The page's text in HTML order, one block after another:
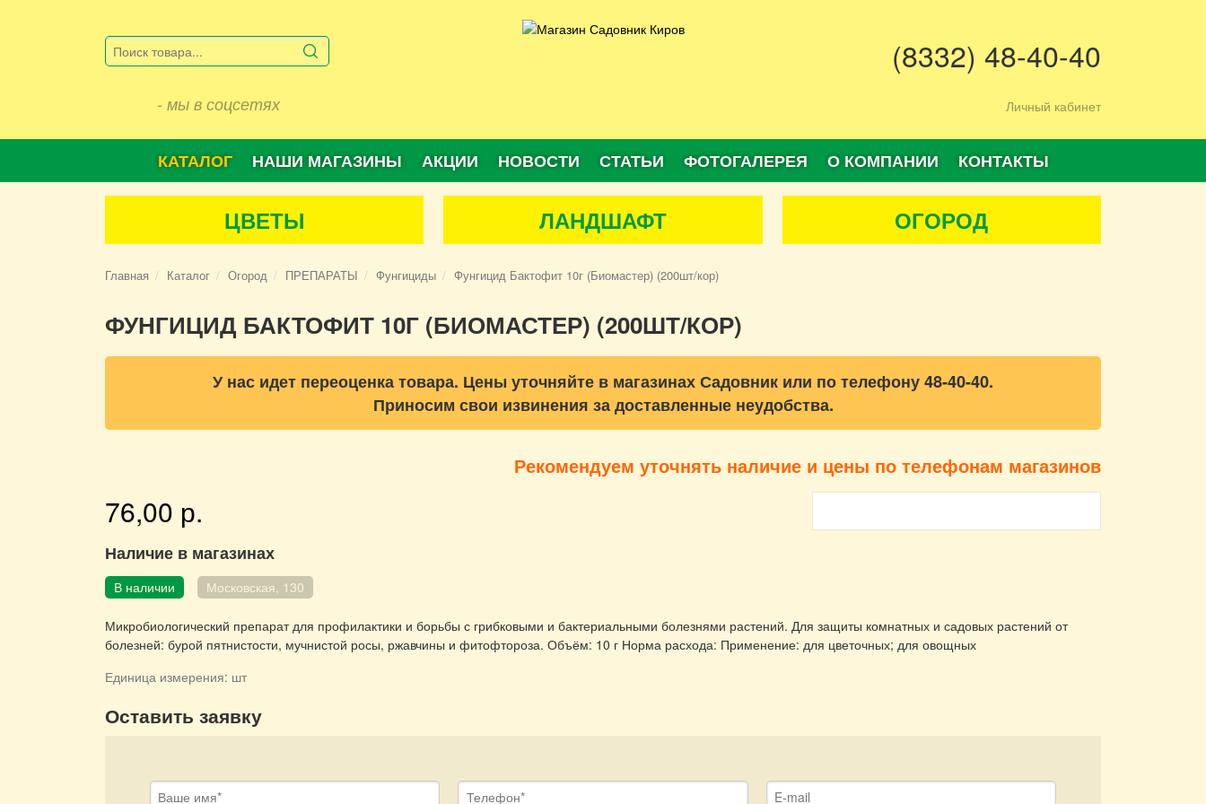
- мы в соцсетях
(8332) 48-40-40
Личный кабинет
КАТАЛОГ НАШИ МАГАЗИНЫ АКЦИИ НОВОСТИ СТАТЬИ ФОТОГАЛЕРЕЯ О КОМПАНИИ КОНТАКТЫ
ЦВЕТЫ ЛАНДШАФТ ОГОРОД
Главная Каталог Огород ПРЕПАРАТЫ Фунгициды Фунгицид Бактофит 10г (Биомастер) (200шт/кор)
ФУНГИЦИД БАКТОФИТ 10Г (БИОМАСТЕР) (200ШТ/КОР)
У нас идет переоценка товара. Цены уточняйте в магазинах Садовник или по телефону 48-40-40.
Приносим свои извинения за доставленные неудобства.
Рекомендуем уточнять наличие и цены по телефонам магазинов
76,00 р.
Наличие в магазинах
В наличии Московская, 130
Микробиологический препарат для профилактики и борьбы с грибковыми и бактериальными болезнями растений. Для защиты комнатных и садовых растений от
болезней: бурой пятнистости, мучнистой росы, ржавчины и фитофтороза. Объём: 10 г Норма расхода: Применение: для цветочных; для овощных
Единица измерения: шт
Оставить заявку
Ваше имя * Телефон * E-mail